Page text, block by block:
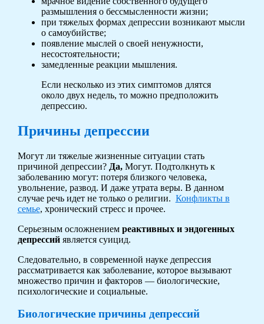
размышления о бессмысленности жизни;
при тяжелых формах депрессии возникают мысли
о самоубийстве;
появление мыслей о своей ненужности,
несостоятельности;
замедленные реакции мышления.
Если несколько из этих симптомов длятся
около двух недель, то можно предположить
депрессию.
Причины депрессии
Могут ли тяжелые жизненные ситуации стать
причиной депрессии?Да, Могут. Подтолкнуть к
заболеванию могут: потеря близкого человека,
увольнение, развод. И даже утрата веры. В данном
случае речь идет не только о религии. Конфликты в
семье, хронический стресс и прочее.
Серьезным осложнением реактивных и эндогенных
депрессий является суицид.
Следовательно, в современной науке депрессия
рассматривается как заболевание, которое вызывают
множество причин и факторов — биологические,
психологические и социальные.
Биологические причины депрессий